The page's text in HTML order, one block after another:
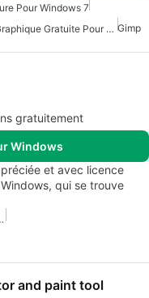
Pour Windows 7
Conception Graphique Gratuite Pour Windows Gimp
gratuitement
Windows
et avec licence
qui se trouve
Windows
and paint tool